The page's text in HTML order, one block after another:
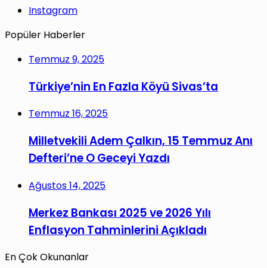
Instagram
Popüler Haberler
Temmuz 9, 2025
Türkiye’nin En Fazla Köyü Sivas’ta
Temmuz 16, 2025
Milletvekili Adem Çalkın, 15 Temmuz Anı
Defteri’ne O Geceyi Yazdı
Ağustos 14, 2025
Merkez Bankası 2025 ve 2026 Yılı
Enflasyon Tahminlerini Açıkladı
En Çok Okunanlar